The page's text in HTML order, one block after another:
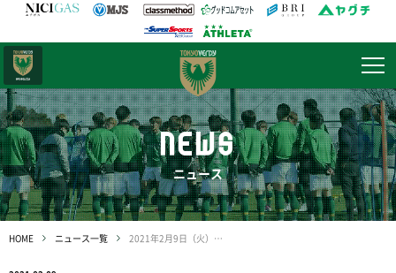
NEWS
ニュース
HOME ニュース一覧 2021年2月9日（火）静岡キャンプ5日目レポート